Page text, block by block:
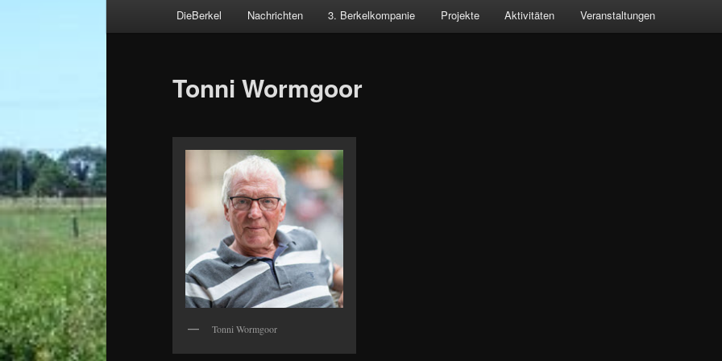
Zum
Inhalt
springen
DieBerkel Nachrichten 3. Berkelkompanie Projekte Aktivitäten Veranstaltungen
Tonni Wormgoor
Tonni Wormgoor